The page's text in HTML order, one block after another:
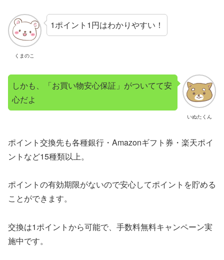
くまのこ
1ポイント1円はわかりやすい！
いぬたくん
しかも、「お買い物安心保証」がついてて安
心だよ
ポイント交換先も各種銀行・Amazonギフト券・楽天ポイ
ントなど15種類以上。
ポイントの有効期限がないので安心してポイントを貯める
ことができます。
交換は1ポイントから可能で、手数料無料キャンペーン実
施中です。